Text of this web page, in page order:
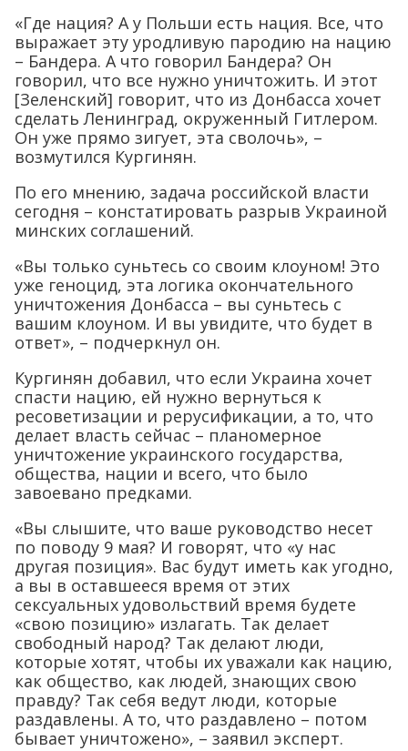
«Где нация? А у Польши есть нация. Все, что
выражает эту уродливую пародию на нацию
– Бандера. А что говорил Бандера? Он
говорил, что все нужно уничтожить. И этот
[Зеленский] говорит, что из Донбасса хочет
сделать Ленинград, окруженный Гитлером.
Он уже прямо зигует, эта сволочь», –
возмутился Кургинян.
По его мнению, задача российской власти
сегодня – констатировать разрыв Украиной
минских соглашений.
«Вы только суньтесь со своим клоуном! Это
уже геноцид, эта логика окончательного
уничтожения Донбасса – вы суньтесь с
вашим клоуном. И вы увидите, что будет в
ответ», – подчеркнул он.
Кургинян добавил, что если Украина хочет
спасти нацию, ей нужно вернуться к
ресоветизации и рерусификации, а то, что
делает власть сейчас – планомерное
уничтожение украинского государства,
общества, нации и всего, что было
завоевано предками.
«Вы слышите, что ваше руководство несет
по поводу 9 мая? И говорят, что «у нас
другая позиция». Вас будут иметь как угодно,
а вы в оставшееся время от этих
сексуальных удовольствий время будете
«свою позицию» излагать. Так делает
свободный народ? Так делают люди,
которые хотят, чтобы их уважали как нацию,
как общество, как людей, знающих свою
правду? Так себя ведут люди, которые
раздавлены. А то, что раздавлено – потом
бывает уничтожено», – заявил эксперт.